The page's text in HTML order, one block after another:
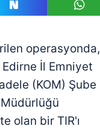
operasyonda,
İl Emniyet
(KOM) Şube
olan bir TIR'ı